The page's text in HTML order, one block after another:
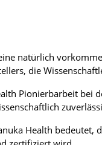
natürlich
die
Pionierbarbeit
Health bedeutet,